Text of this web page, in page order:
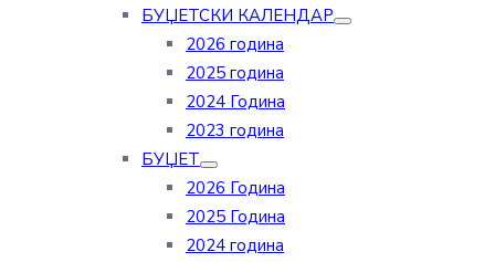
БУЏЕТСКИ КАЛЕНДАР
2026 година
2025 година
2024 Година
2023 година
БУЏЕТ
2026 Година
2025 Година
2024 година